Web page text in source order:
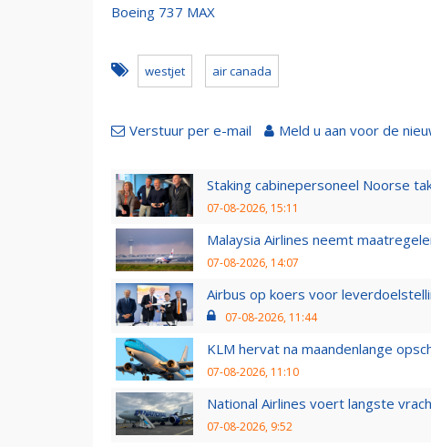
Boeing 737 MAX
westjet air canada
Verstuur per e-mail Meld u aan voor de
Staking cabinepersoneel Noorse
07-08-2026, 15:11
Malaysia Airlines neemt
07-08-2026, 14:07
Airbus op koers voor
07-08-2026, 11:44
KLM hervat na maandenlange
07-08-2026, 11:10
National Airlines voert langste
07-08-2026, 9:52